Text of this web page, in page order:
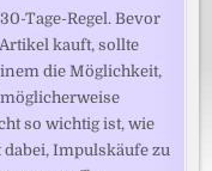
Tage-Regel. Bevor
kauft, sollte
die Möglichkeit,
so wichtig ist, wie
dabei, Impulskäufe zu